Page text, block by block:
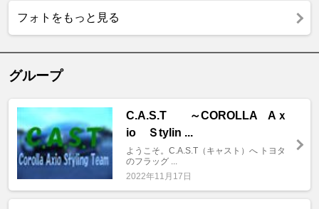
フォトをもっと見る
グループ
C.A.S.T ～COROLLA Aｘ
io Ｓtylin ...
ようこそ。C.A.S.T（キャスト）へ トヨタ
のフラッグ ...
2022年11月17日